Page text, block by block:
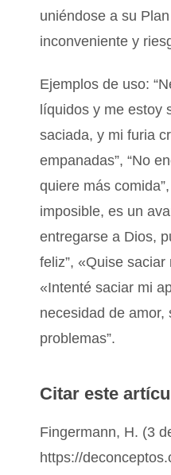
uniéndose a su
inconveniente y
Ejemplos de uso:
líquidos y me estoy
saciada, y mi furia
empanadas”, “No
quiere más
imposible, es un
entregarse a Dios,
feliz”, «Quise
«Intenté saciar mi
necesidad de
problemas”.
Citar este
Fingermann, H. (3
https://